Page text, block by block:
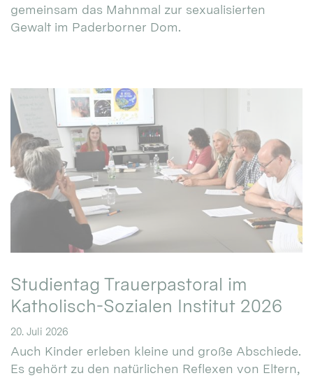
gemeinsam das Mahnmal zur sexualisierten
Gewalt im Paderborner Dom.
Studientag Trauerpastoral im
Katholisch-Sozialen Institut 2026
20. Juli 2026
Auch Kinder erleben kleine und große Abschiede.
Es gehört zu den natürlichen Reflexen von Eltern,